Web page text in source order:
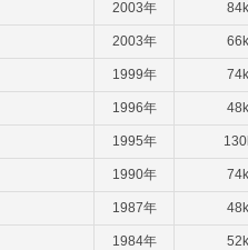
2003年
2003年
1999年
1996年
1995年
1990年
1987年
1984年